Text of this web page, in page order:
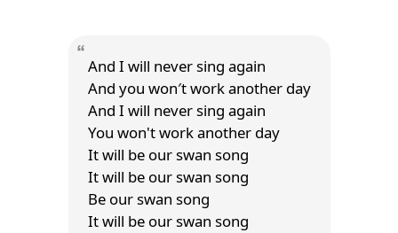
And I will never sing again
And you won′t work another day
And I will never sing again
You won't work another day
It will be our swan song
It will be our swan song
Be our swan song
It will be our swan song